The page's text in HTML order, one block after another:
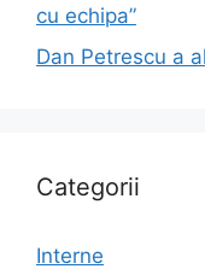
cu echipa”
Dan Petrescu a
Categorii
Interne